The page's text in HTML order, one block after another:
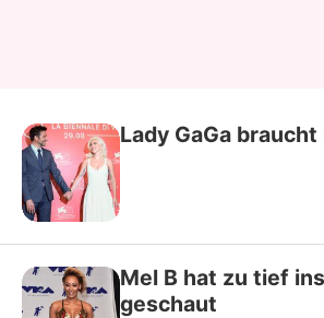
Lady GaGa
Mel B hat zu tief
geschaut